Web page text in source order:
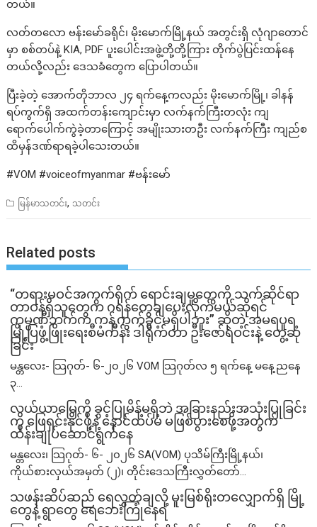
တယ်။
လတ်တလော ဗန်းမော်ခရိုင်၊ မိုးမောက်မြို့နယ် အတွင်းရှိ လုံဂျာ‌တောင်
မှာ စစ်တပ်နဲ့ KIA, PDF ပူးပေါင်းအဖွဲ့တို့တို့ကြား တိုက်ပွဲပြင်းထန်နေ
တယ်လို့လည်း ဒေသခံတွေက ပြောပါတယ်။
ပြီးခဲ့တဲ့ အောက်တိုဘာလ ၂၄ ရက်နေ့ကလည်း မိုးမောက်မြို့၊ ခါနန်
ရပ်ကွက်ရှိ အထက်တန်းကျောင်းမှာ လက်နက်ကြီးတလုံး ကျ
ရောက်ပေါက်ကွဲခဲ့တာကြောင့် အမျိုးသားတဦး လက်နက်ကြီး ကျည်စ
ထိမှန်ဒဏ်ရာရခဲ့ပါသေးတယ်။
#VOM #voiceofmyanmar #ဗန်းမော်
မြန်မာသတင်း, သတင်း
Related posts
“တရားမဝင်အကွက်ရိုက် ရောင်းချမှုတွေကို သက်ဆိုင်ရာ
တာဝန်ရှိသူတွေက ဂရန်တွေချပေးလိုက်မယ်ဆိုရင်
ကုမ္ပဏီဘက်က ကန့်ကွက်ခွင့်မရှိပါဘူး” ဆိုတဲ့ အမရပူရ
မြို့ပြဖွံ့ဖြိုးရေးစီမံကိန်း ဒါရိုက်တာ ဦးဇော်ရဲဝင်းနဲ့ တွေ့ဆုံ
ခြင်း
မန္တလေး- သြဂုတ်- ၆-၂၀၂၆ VOM သြဂုတ်လ ၅ ရက်နေ့ မနေ့ညနေ
၃...
လယ်ယာမြေကို ခွင့်ပြုမိန့်မရှိဘဲ အခြားနည်းအသုံးပြုခြင်း
ကို ဖြေရှင်းနိုင်ဖို့နဲ့ နောင်ထပ်မံ မဖြစ်ပွားစေဖို့အတွက်
ထိန်းချုပ်ဆောင်ရွက်နေ
မန္တလေး၊ သြဂုတ်- ၆- ၂၀၂၆ SA(VOM) ပုသိမ်ကြီးမြို့နယ်၊
ကိုယ်စားလှယ်အမှတ် (၂)၊ တိုင်းဒေသကြီးလွှတ်တော်...
သဖန်းဆိပ်ဆည် ရေလွှတ်ချလို့ မူးမြစ်ရိုးတလျှောက်ရှိ မြို့
တွေနဲ့ ရွာတွေ ရေဘေးကြုံနေရ